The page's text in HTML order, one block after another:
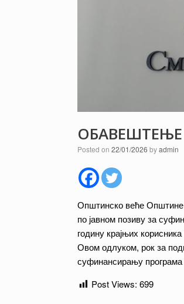
ОБАВЕШТЕЊЕ
Posted on 22/01/2026 byadmin
Општинско веће Општине
по јавном позиву за
годину крајњих корисника
Овом одлуком, рок за
суфинансирању програма
Post Views: 699